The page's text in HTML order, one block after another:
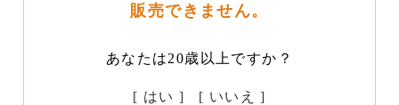
販売できません。
あなたは20歳以上ですか？
[ はい ] [ いいえ ]